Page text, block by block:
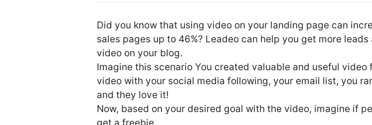
Did you know that using video on your landing page can
sales pages up to 46%? Leadeo can help you get more
video on your blog.
Imagine this scenario You created valuable and useful
video with your social media following, your email list, you
and they love it!
Now, based on your desired goal with the video, imagine if